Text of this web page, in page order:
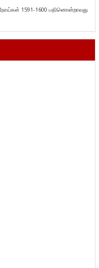
1591-1600 பதினொன்றாவது